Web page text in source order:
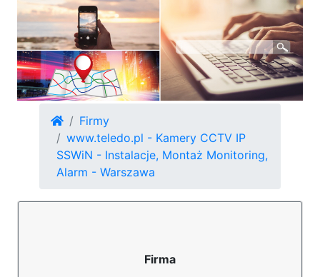
Firmy
www.teledo.pl - Kamery CCTV IP
SSWiN - Instalacje, Montaż Monitoring,
Alarm - Warszawa
Firma